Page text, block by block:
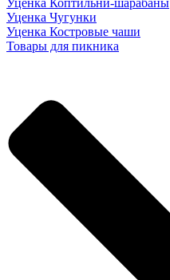
Уценка Коптильни-шарабаны
Уценка Чугунки
Уценка Костровые чаши
Товары для пикника